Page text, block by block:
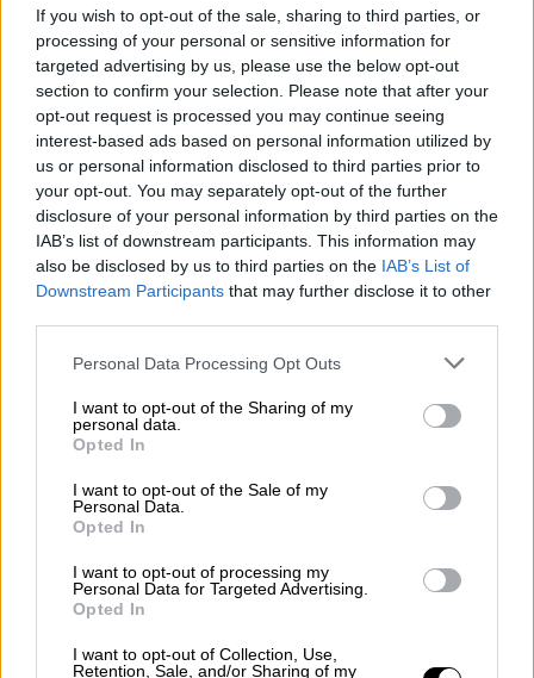
If you wish to opt-out of the sale, sharing to third parties, or
processing of your personal or sensitive information for
targeted advertising by us, please use the below opt-out
section to confirm your selection. Please note that after your
opt-out request is processed you may continue seeing
interest-based ads based on personal information utilized by
us or personal information disclosed to third parties prior to
your opt-out. You may separately opt-out of the further
disclosure of your personal information by third parties on the
IAB’s list of downstream participants. This information may
also be disclosed by us to third parties on the IAB’s List of
Downstream Participants that may further disclose it to other
Please note that this website/app uses one or more Google
not limited to your visit or usage behaviour. You may click to
grant or deny consent to Google and its third-party tags to
use your data for below specified purposes in below Google
consent section.
Personal Data Processing Opt Outs
I want to opt-out of the Sharing of my
personal data.
Opted In
I want to opt-out of the Sale of my
Personal Data.
Opted In
I want to opt-out of processing my
Personal Data for Targeted Advertising.
Opted In
I want to opt-out of Collection, Use,
Retention, Sale, and/or Sharing of my
μεταφέρθηκε μετά το σοβαρό ατύχημα που
είχε στη θάλασσα, όταντραυματίστηκε από
διερχόμενο ταχύπλοο ενώ έκανε
ψαροντούφεκο μαζί με τον Μάνο Μαλλιαρό
Σύμφωνα με πληροφορίες, ο Σταύρος
Φλώρος υπέστη ακρωτηριασμό στο
αριστερό πόδι και σοβαρό τραυματισμό στον
δεξί αστράγαλο , ωστόσο η κατάσταση της
υγείας του παραμένει σταθερή και εκτός
κινδύνου.
Ο πατέρας του αποκάλυψε πως η οικογένεια
έχει αποφασίσει να παραχωρήσει στον γιο
της ένα σημαντικό περιουσιακό στοιχείο, με
προσωπική του σταθερότητα μετά την
περιπέτεια υγείας που περνά. «
αποφασίσει ως οικογένεια να περάσουμε ένα
σημαντικό περιουσιακό μας στοιχείο στον
συναισθηματική αξία για όλους μας, με